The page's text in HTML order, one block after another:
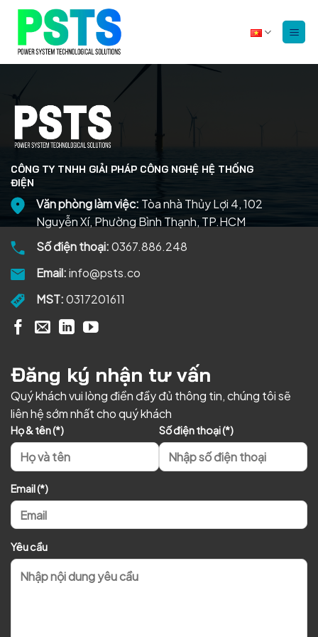
dung
CÔNG TY TNHH GIẢI PHÁP CÔNG NGHỆ HỆ THỐNG
ĐIỆN
Văn phòng làm việc: Tòa nhà Thủy Lợi 4, 102
Nguyễn Xí, Phường Bình Thạnh, TP.HCM
Số điện thoại:0367.886.248
Email:info@psts.co
MST:0317201611
Đăng ký nhận tư vấn
Quý khách vui lòng điền đầy đủ thông tin, chúng tôi sẽ
liên hệ sớm nhất cho quý khách
Họ & tên (*) Số điện thoại (*)
Email (*)
Yêu cầu